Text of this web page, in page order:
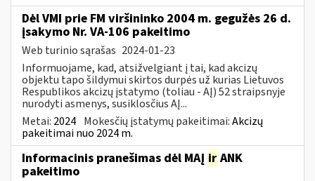
Dėl VMI prie FM viršininko 2004 m. gegužės 26 d.
įsakymo Nr. VA-106 pakeitimo
Web turinio sąrašas 2024-01-23
Informuojame, kad, atsižvelgiant į tai, kad akcizų
objektu tapo šildymui skirtos durpės už kurias Lietuvos
Respublikos akcizų įstatymo (toliau - AĮ) 52 straipsnyje
nurodyti asmenys, susiklosčius AĮ...
Metai: 2024 Mokesčių įstatymų pakeitimai:Akcizų
pakeitimai nuo 2024 m.
Informacinis pranešimas dėl MAĮ ir ANK
pakeitimo